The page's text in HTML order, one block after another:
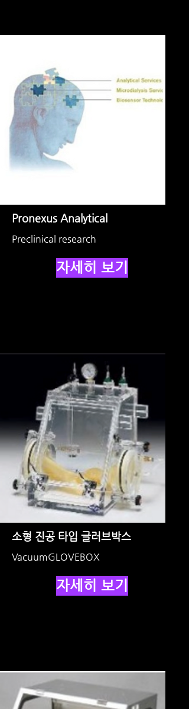
Pronexus Analytical
Preclinical research
자세히 보기
소형 진공 타입 글러브박스
VacuumGLOVEBOX
자세히 보기